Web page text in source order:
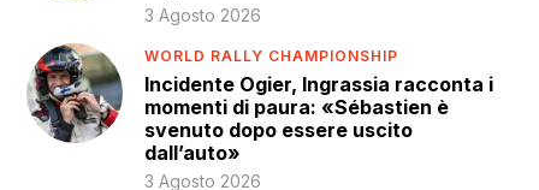
3 Agosto 2026
WORLD RALLY CHAMPIONSHIP
Incidente Ogier, Ingrassia racconta i
momenti di paura: «Sébastien è
svenuto dopo essere uscito
dall’auto»
3 Agosto 2026